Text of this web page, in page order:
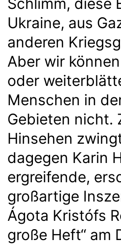
Ukraine, aus
anderen
Aber wir
oder
Menschen in
Gebieten nicht.
Hinsehen
dagegen Karin
ergreifende,
großartige
Ágota Kristófs
große Heft“ am